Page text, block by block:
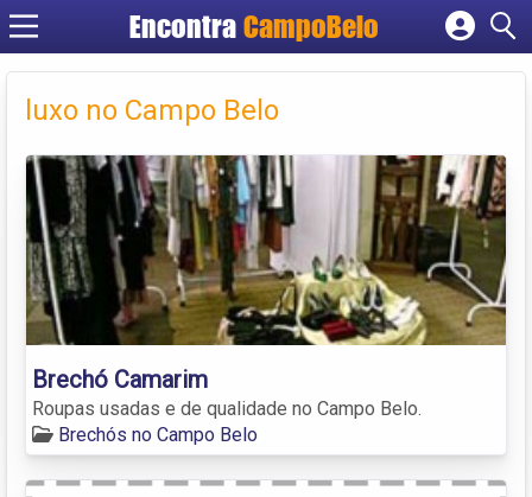
EncontraCampoBelo
Cadastrar empresa
Criar conta
luxo no Campo Belo
Brechó Camarim
Roupas usadas e de qualidade no Campo Belo.
Brechós no Campo Belo